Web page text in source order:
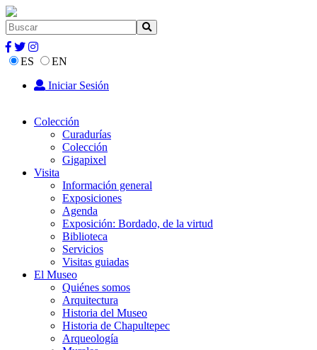
ES
EN
Iniciar Sesión
Colección
Curadurías
Colección
Gigapixel
Visita
Información general
Exposiciones
Agenda
Exposición: Bordado, de la virtud
Biblioteca
Servicios
Visitas guiadas
El Museo
Quiénes somos
Arquitectura
Historia del Museo
Historia de Chapultepec
Arqueología